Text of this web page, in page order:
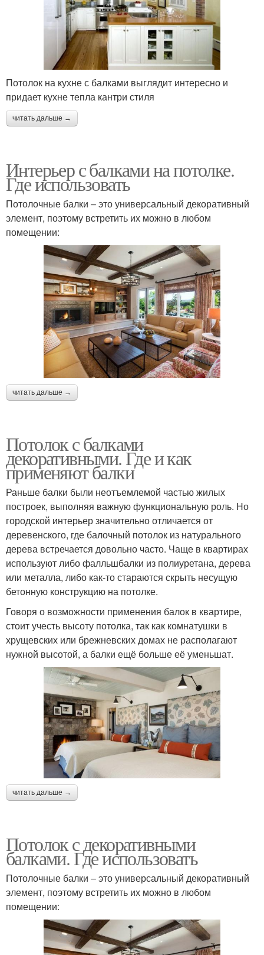
Потолок на кухне с балками выглядит интересно и
придает кухне тепла кантри стиля
читать дальше →
Интерьер с балками на потолке.
Где использовать
Потолочные балки – это универсальный декоративный
элемент, поэтому встретить их можно в любом
помещении:
читать дальше →
Потолок с балками
декоративными. Где и как
применяют балки
Раньше балки были неотъемлемой частью жилых
построек, выполняя важную функциональную роль. Но
городской интерьер значительно отличается от
деревенского, где балочный потолок из натурального
дерева встречается довольно часто. Чаще в квартирах
используют либо фалльшбалки из полиуретана, дерева
или металла, либо как-то стараются скрыть несущую
бетонную конструкцию на потолке.
Говоря о возможности применения балок в квартире,
стоит учесть высоту потолка, так как комнатушки в
хрущевских или брежневских домах не располагают
нужной высотой, а балки ещё больше её уменьшат.
читать дальше →
Потолок с декоративными
балками. Где использовать
Потолочные балки – это универсальный декоративный
элемент, поэтому встретить их можно в любом
помещении: